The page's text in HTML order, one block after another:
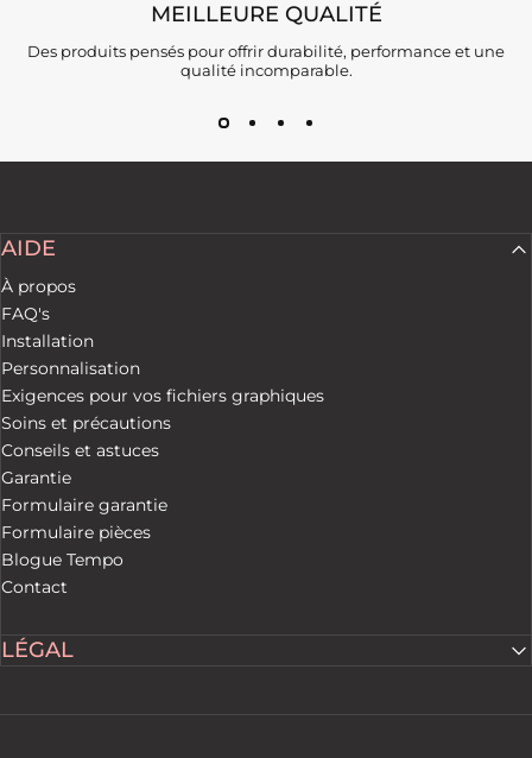
MEILLEURE QUALITÉ
Des produits pensés pour offrir durabilité, performance et une
qualité incomparable.
AIDE
À propos
FAQ's
Installation
Personnalisation
Exigences pour vos fichiers graphiques
Soins et précautions
Conseils et astuces
Garantie
Formulaire garantie
Formulaire pièces
Blogue Tempo
Contact
LÉGAL